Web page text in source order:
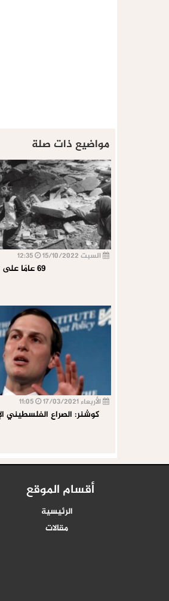
مواضيع ذات صلة
السبت 15/10/2022
69 عامًا على "مذبحة قبية"
الأربعاء 17/03/2021
كوشنر: الصراع الفلسطيني
أقسام الموقع
الرئيسية
مقالات